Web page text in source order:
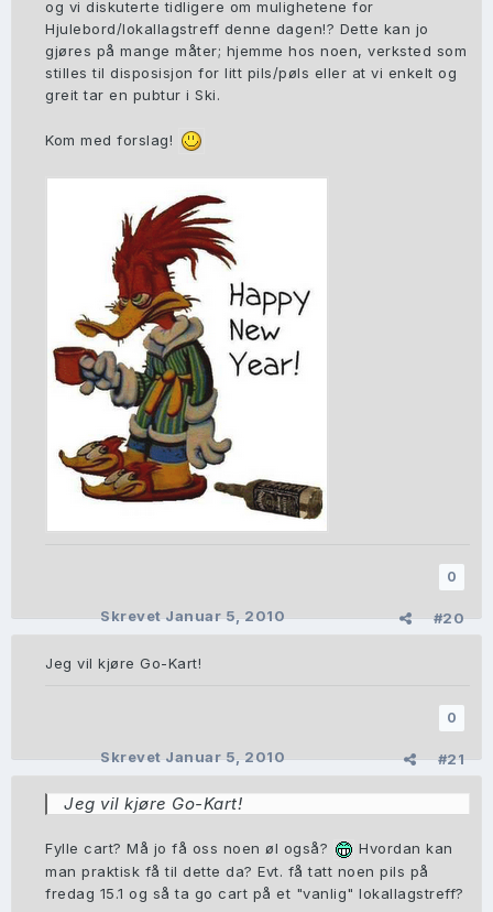
og vi diskuterte tidligere om mulighetene for
Hjulebord/lokallagstreff denne dagen!? Dette kan jo
gjøres på mange måter; hjemme hos noen, verksted som
stilles til disposisjon for litt pils/pøls eller at vi enkelt og
greit tar en pubtur i Ski.
Kom med forslag!
0
#20
SkrevetJanuar 5, 2010
Jeg vil kjøre Go-Kart!
0
#21
SkrevetJanuar 5, 2010
Jeg vil kjøre Go-Kart!
Fylle cart? Må jo få oss noen øl også?
Hvordan kan
man praktisk få til dette da? Evt. få tatt noen pils på
fredag 15.1 og så ta go cart på et "vanlig" lokallagstreff?